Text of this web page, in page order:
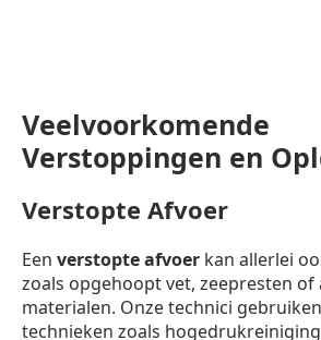
Veelvoorkomende
Verstoppingen en
Verstopte Afvoer
Een verstopte afvoer kan allerlei
zoals opgehoopt vet, zeepresten of
materialen. Onze technici
technieken zoals